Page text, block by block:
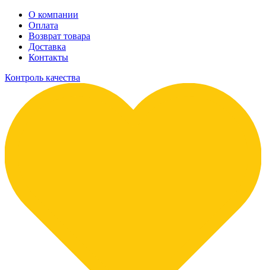
О компании
Оплата
Возврат товара
Доставка
Контакты
Контроль качества